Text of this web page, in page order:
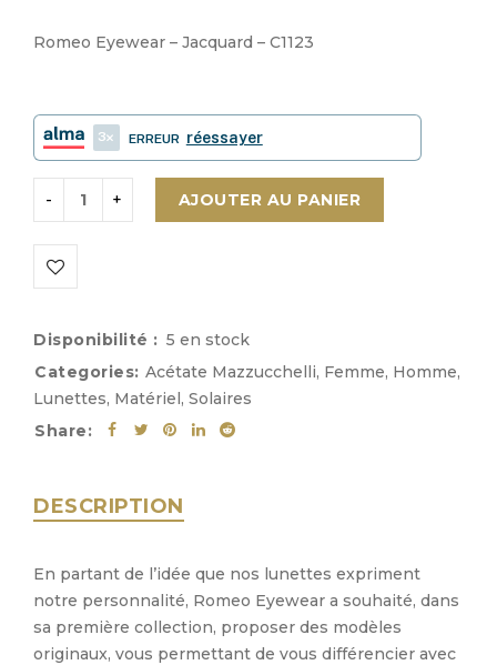
Romeo Eyewear – Jacquard – C1123
3 ERREUR réessayer
AJOUTER AU PANIER
Disponibilité : 5 en stock
Categories: Acétate Mazzucchelli, Femme, Homme,
Lunettes, Matériel, Solaires
Share:
DESCRIPTION
En partant de l’idée que nos lunettes expriment
notre personnalité, Romeo Eyewear a souhaité, dans
sa première collection, proposer des modèles
originaux, vous permettant de vous différencier avec